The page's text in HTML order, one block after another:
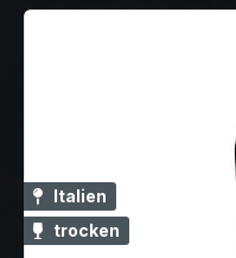
Italien
trocken